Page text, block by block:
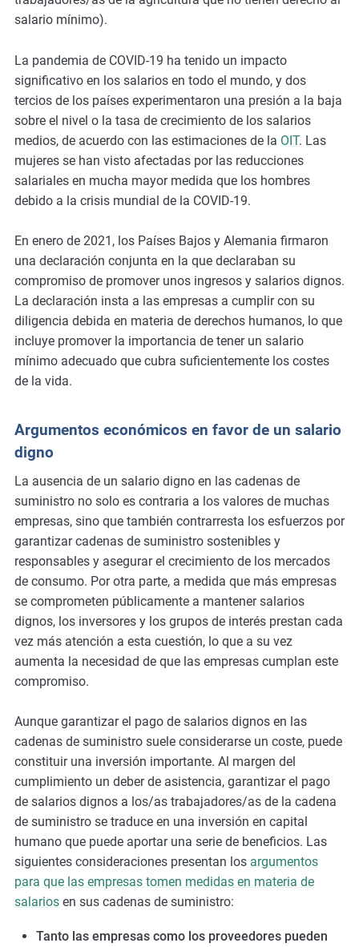
salario mínimo).
La pandemia de COVID-19 ha tenido un impacto
significativo en los salarios en todo el mundo, y dos
tercios de los países experimentaron una presión a la baja
sobre el nivel o la tasa de crecimiento de los salarios
medios, de acuerdo con las estimaciones de la OIT. Las
mujeres se han visto afectadas por las reducciones
salariales en mucha mayor medida que los hombres
debido a la crisis mundial de la COVID-19.
En enero de 2021, los Países Bajos y Alemania firmaron
una declaración conjunta en la que declaraban su
compromiso de promover unos ingresos y salarios dignos.
La declaración insta a las empresas a cumplir con su
diligencia debida en materia de derechos humanos, lo que
incluye promover la importancia de tener un salario
mínimo adecuado que cubra suficientemente los costes
de la vida.
Argumentos económicos en favor de un salario
digno
La ausencia de un salario digno en las cadenas de
suministro no solo es contraria a los valores de muchas
empresas, sino que también contrarresta los esfuerzos por
garantizar cadenas de suministro sostenibles y
responsables y asegurar el crecimiento de los mercados
de consumo. Por otra parte, a medida que más empresas
se comprometen públicamente a mantener salarios
dignos, los inversores y los grupos de interés prestan cada
vez más atención a esta cuestión, lo que a su vez
aumenta la necesidad de que las empresas cumplan este
compromiso.
Aunque garantizar el pago de salarios dignos en las
cadenas de suministro suele considerarse un coste, puede
constituir una inversión importante. Al margen del
cumplimiento un deber de asistencia, garantizar el pago
de salarios dignos a los/as trabajadores/as de la cadena
de suministro se traduce en una inversión en capital
humano que puede aportar una serie de beneficios. Las
siguientes consideraciones presentan los argumentos
para que las empresas tomen medidas en materia de
salariosen sus cadenas de suministro:
Tanto las empresas como los proveedores pueden